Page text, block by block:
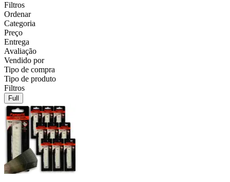
Filtros
Ordenar
Categoria
Preço
Entrega
Avaliação
Vendido por
Tipo de compra
Tipo de produto
Filtros
Full